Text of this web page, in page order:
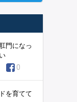
門になっ
0
を育てて